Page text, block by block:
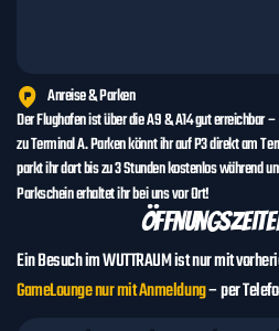
Anreise & Parken
Der Flughafen ist über die A9 & A14 gut erreichbar
zu Terminal A. Parken könnt ihr auf P3 direkt am
parkt ihr dort bis zu 3 Stunden kostenlos während
Parkschein erhaltet ihr bei uns vor Ort!
Ein Besuch im WUTTRAUM ist nur mit
GameLounge nur mit Anmeldung– per